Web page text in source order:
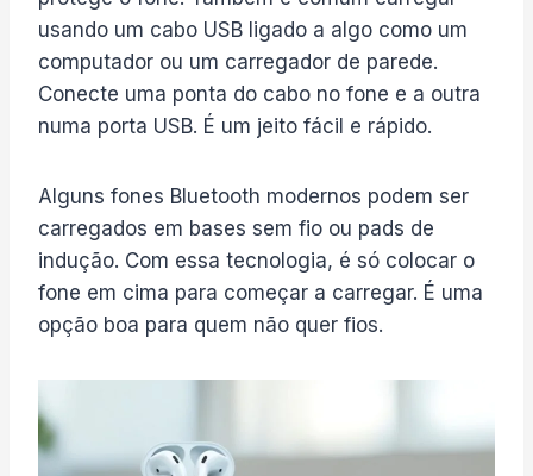
usando um cabo USB ligado a algo como um
computador ou um carregador de parede.
Conecte uma ponta do cabo no fone e a outra
numa porta USB. É um jeito fácil e rápido.
Alguns fones Bluetooth modernos podem ser
carregados em bases sem fio ou pads de
indução. Com essa tecnologia, é só colocar o
fone em cima para começar a carregar. É uma
opção boa para quem não quer fios.